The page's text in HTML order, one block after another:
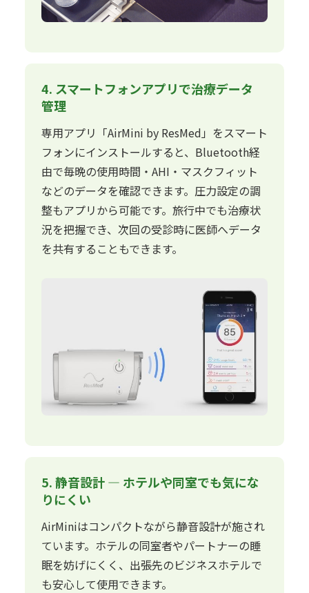
4. スマートフォンアプリで治療データ
管理
専用アプリ「AirMini by ResMed」をスマート
フォンにインストールすると、Bluetooth経
由で毎晩の使用時間・AHI・マスクフィット
などのデータを確認できます。圧力設定の調
整もアプリから可能です。旅行中でも治療状
況を把握でき、次回の受診時に医師へデータ
を共有することもできます。
5. 静音設計 — ホテルや同室でも気にな
りにくい
AirMiniはコンパクトながら静音設計が施され
ています。ホテルの同室者やパートナーの睡
眠を妨げにくく、出張先のビジネスホテルで
も安心して使用できます。